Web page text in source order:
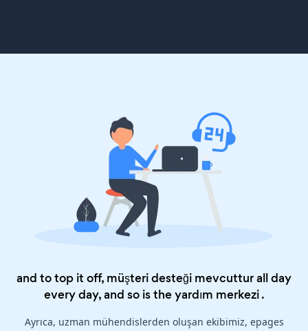
and to top it off, müşteri desteği mevcuttur all day
every day, and so is theyardım merkezi.
Ayrıca, uzman mühendislerden oluşan ekibimiz, epages